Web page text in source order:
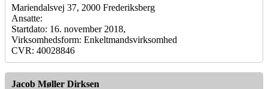
Mariendalsvej 37, 2000 Frederiksberg
Ansatte:
Startdato: 16. november 2018,
Virksomhedsform: Enkeltmandsvirksomhed
CVR: 40028846
Jacob Møller Dirksen